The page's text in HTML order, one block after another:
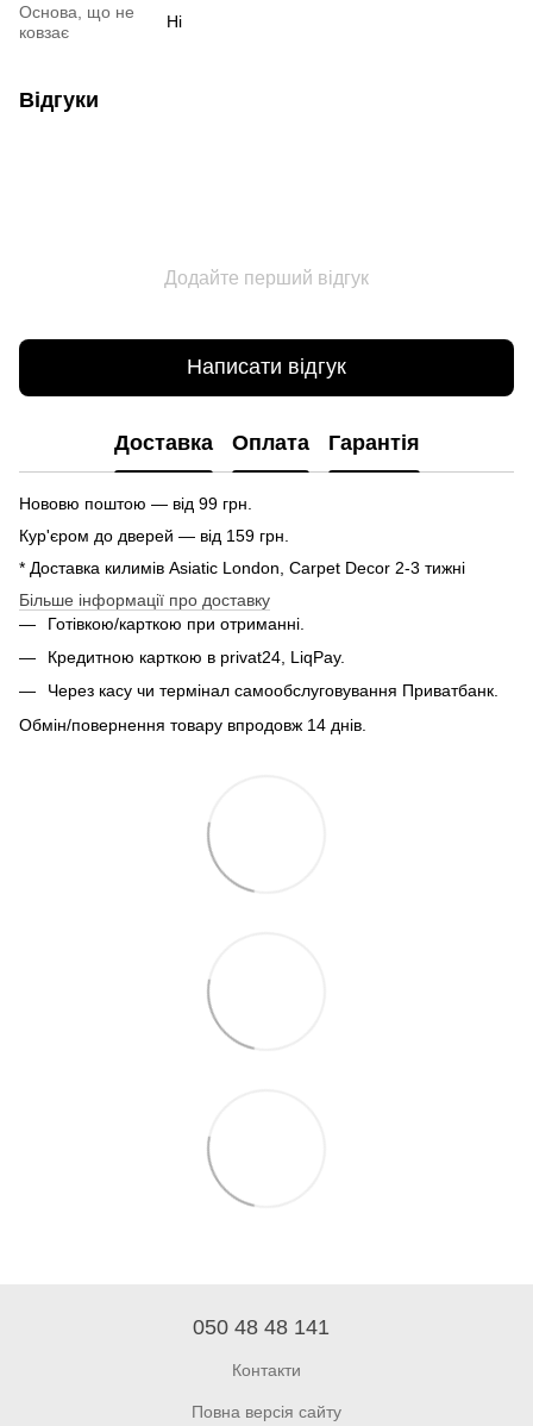
Основа, що не
ковзає
Ні
Відгуки
Додайте перший відгук
Написати відгук
Доставка Оплата Гарантія
Нововю поштою — від 99 грн.
Кур'єром до дверей — від 159 грн.
* Доставка килимів Asiatic London, Carpet Decor 2-3 тижні
Більше інформації про доставку
Готівкою/карткою при отриманні.
Кредитною карткою в privat24, LiqPay.
Через касу чи термінал самообслуговування Приватбанк.
Обмін/повернення товару впродовж 14 днів.
050 48 48 141
Контакти
Повна версія сайту